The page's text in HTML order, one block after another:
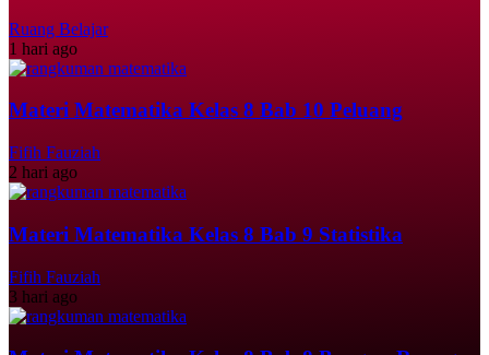
Ruang Belajar
1 hari ago
Materi Matematika Kelas 8 Bab 10 Peluang
Fifih Fauziah
2 hari ago
Materi Matematika Kelas 8 Bab 9 Statistika
Fifih Fauziah
3 hari ago